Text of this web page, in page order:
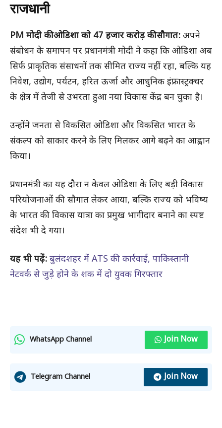
राजधानी
PM मोदी की ओडिशा को 47 हजार करोड़ की सौगात: अपने
संबोधन के समापन पर प्रधानमंत्री मोदी ने कहा कि ओडिशा अब
सिर्फ प्राकृतिक संसाधनों तक सीमित राज्य नहीं रहा, बल्कि यह
निवेश, उद्योग, पर्यटन, हरित ऊर्जा और आधुनिक इंफ्रास्ट्रक्चर
के क्षेत्र में तेजी से उभरता हुआ नया विकास केंद्र बन चुका है।
उन्होंने जनता से विकसित ओडिशा और विकसित भारत के
संकल्प को साकार करने के लिए मिलकर आगे बढ़ने का आह्वान
किया।
प्रधानमंत्री का यह दौरा न केवल ओडिशा के लिए बड़ी विकास
परियोजनाओं की सौगात लेकर आया, बल्कि राज्य को भविष्य
के भारत की विकास यात्रा का प्रमुख भागीदार बनाने का स्पष्ट
संदेश भी दे गया।
यह भी पढ़ें: बुलंदशहर में ATS की कार्रवाई, पाकिस्तानी
नेटवर्क से जुड़े होने के शक में दो युवक गिरफ्तार
WhatsApp Channel Join Now
Telegram Channel Join Now